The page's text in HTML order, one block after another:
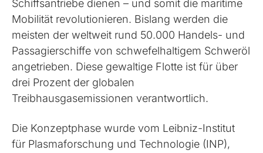
Schiffsantriebe dienen – und somit die maritime
Mobilität revolutionieren. Bislang werden die
meisten der weltweit rund 50.000 Handels- und
Passagierschiffe von schwefelhaltigem Schweröl
angetrieben. Diese gewaltige Flotte ist für über
drei Prozent der globalen
Treibhausgasemissionen verantwortlich.
Die Konzeptphase wurde vom Leibniz-Institut
für Plasmaforschung und Technologie (INP),